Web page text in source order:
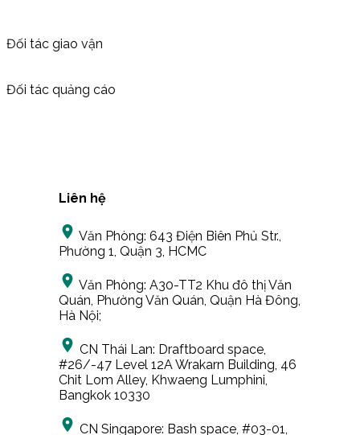
Đối tác giao vận
Đối tác quảng cáo
Liên hệ
Văn Phòng: 643 Điện Biên Phủ Str.,
Phường 1, Quận 3, HCMC
Văn Phòng: A30-TT2 Khu đô thị Văn
Quán, Phường Văn Quán, Quận Hà Đông,
Hà Nội;
CN Thái Lan: Draftboard space,
#26/-47 Level 12A Wrakarn Building, 46
Chit Lom Alley, Khwaeng Lumphini,
Bangkok 10330
CN Singapore: Bash space, #03-01,